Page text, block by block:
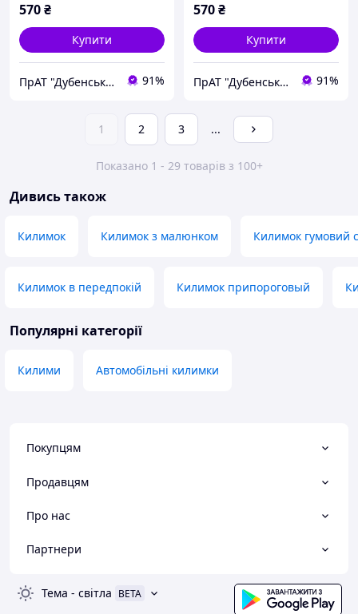
570₴
Купити
ПрАТ "Дубенський завод ГТВ" 91%
570₴
Купити
ПрАТ "Дубенський завод ГТВ" 91%
1 2 3 ...
Показано 1 - 29 товарів з 100+
Дивись також
Килимок Килимок з малюнком Килимок гумовий
Килимок в передпокій Килимок припороговый
Популярні категорії
Килими Автомобільні килимки
Покупцям
Продавцям
Про нас
Партнери
Тема - світла BETA